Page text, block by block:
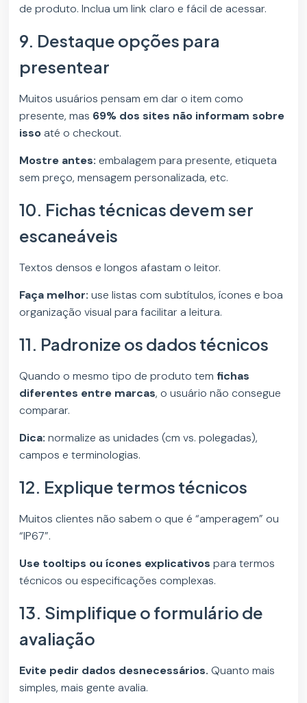
de produto. Inclua um link claro e fácil de acessar.
9. Destaque opções para
presentear
Muitos usuários pensam em dar o item como
presente, mas 69% dos sites não informam sobre
issoaté o checkout.
Mostre antes: embalagem para presente, etiqueta
sem preço, mensagem personalizada, etc.
10. Fichas técnicas devem ser
escaneáveis
Textos densos e longos afastam o leitor.
Faça melhor: use listas com subtítulos, ícones e boa
organização visual para facilitar a leitura.
11. Padronize os dados técnicos
Quando o mesmo tipo de produto tem fichas
diferentes entre marcas, o usuário não consegue
comparar.
Dica: normalize as unidades (cm vs. polegadas),
campos e terminologias.
12. Explique termos técnicos
Muitos clientes não sabem o que é “amperagem” ou
“IP67”.
Use tooltips ou ícones explicativos para termos
técnicos ou especificações complexas.
13. Simplifique o formulário de
avaliação
Evite pedir dados desnecessários. Quanto mais
simples, mais gente avalia.